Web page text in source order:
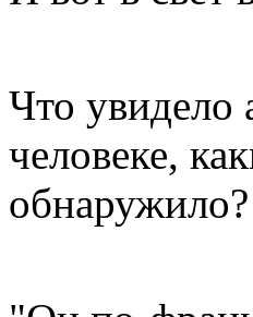
Что увидело
человеке,
обнаружило?